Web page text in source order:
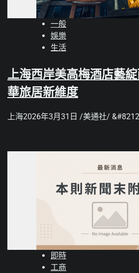
一般
娛樂
生活
上海西岸美高梅酒店藝
華旅居新維度
上海2026年3月31日 /美通社/
即時
工商